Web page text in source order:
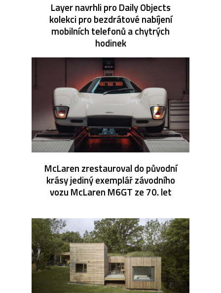
Layer navrhli pro Daily Objects
kolekci pro bezdrátové nabíjení
mobilních telefonů a chytrých
hodinek
McLaren zrestauroval do původní
krásy jediný exemplář závodního
vozu McLaren M6GT ze 70. let